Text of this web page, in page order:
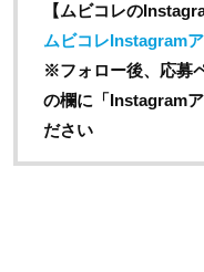
【ムビコレの
ムビコレInstagram
※フォロー後、応募
の欄に「Instagram
ださい